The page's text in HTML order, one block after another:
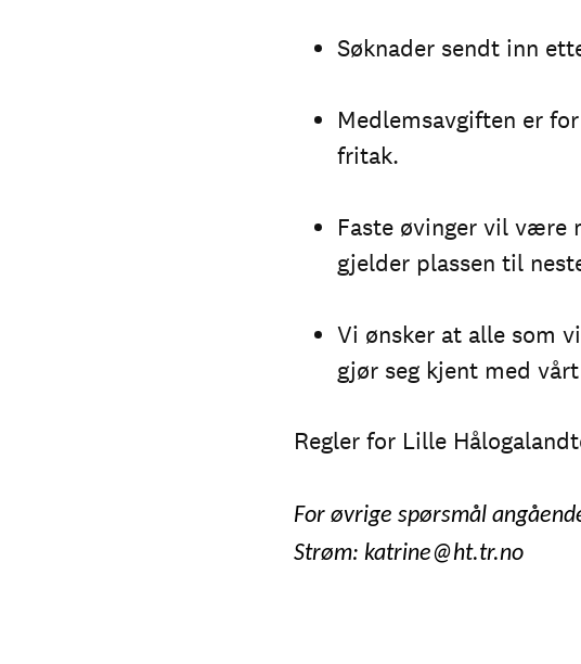
Søknader sendt inn
Medlemsavgiften er
fritak.
Faste øvinger vil være
gjelder plassen til
Vi ønsker at alle som
gjør seg kjent med
Regler for Lille
For øvrige spørsmål
Strøm: katrine@ht.tr.no